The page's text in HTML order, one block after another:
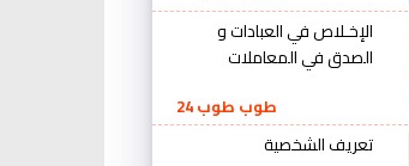
الإخـلاص في العبادات و
الصدق في المعاملات
طوب طوب 24
تعريف الشخصية